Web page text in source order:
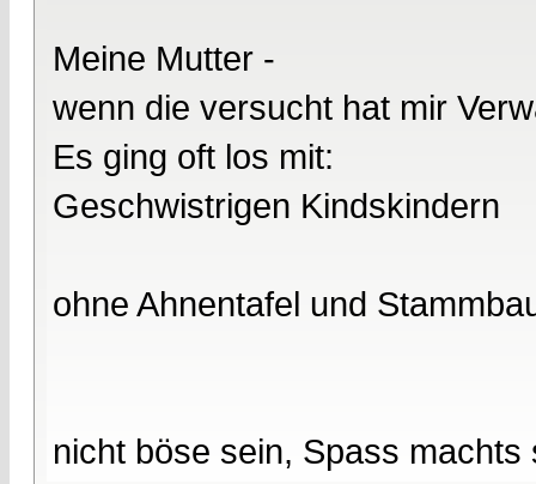
Meine Mutter -
wenn die versucht hat mir
Es ging oft los mit:
Geschwistrigen Kindskindern
ohne Ahnentafel und
nicht böse sein, Spass machts